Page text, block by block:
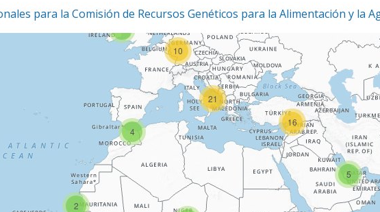
para la Comisión de Recursos Genéticos para la Alimentación y la
2
5
5
4
10
16
21